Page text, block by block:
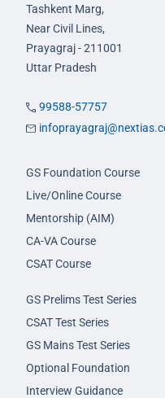
Tashkent Marg,
Near Civil Lines,
Prayagraj - 211001
Uttar Pradesh
99588-57757
GS Foundation Course
Live/Online Course
Mentorship (AIM)
CA-VA Course
CSAT Course
GS Prelims Test Series
CSAT Test Series
GS Mains Test Series
Optional Foundation
Interview Guidance